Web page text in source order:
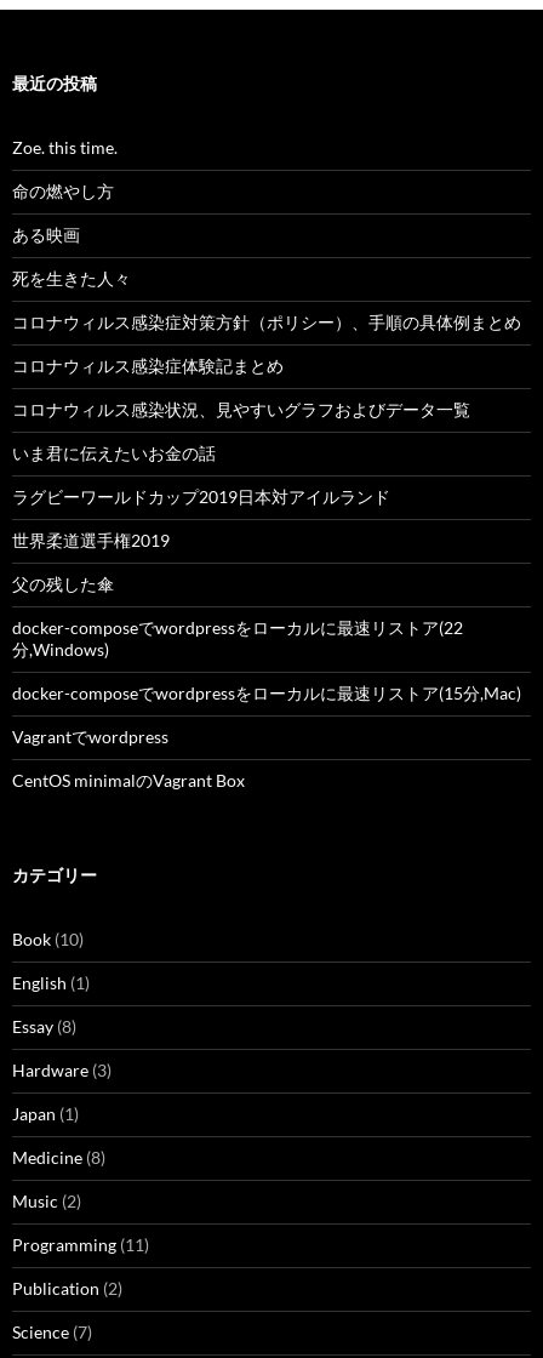
最近の投稿
Zoe. this time.
命の燃やし方
ある映画
死を生きた人々
コロナウィルス感染症対策方針（ポリシー）、手順の具体例まとめ
コロナウィルス感染症体験記まとめ
コロナウィルス感染状況、見やすいグラフおよびデータ一覧
いま君に伝えたいお金の話
ラグビーワールドカップ2019日本対アイルランド
世界柔道選手権2019
父の残した傘
docker-composeでwordpressをローカルに最速リストア(22
分,Windows)
docker-composeでwordpressをローカルに最速リストア(15分,Mac)
Vagrantでwordpress
CentOS minimalのVagrant Box
カテゴリー
Book (10)
English (1)
Essay (8)
Hardware (3)
Japan (1)
Medicine (8)
Music (2)
Programming (11)
Publication (2)
Science (7)